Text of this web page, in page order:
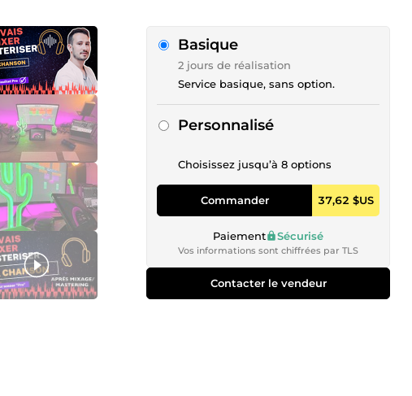
Basique
2 jours de réalisation
Service basique, sans option.
Personnalisé
Choisissez jusqu’à 8 options
Commander 37,62 $US
Paiement Sécurisé
Vos informations sont chiffrées par TLS
Contacter le vendeur